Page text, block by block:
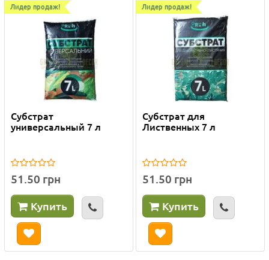
Лидер продаж!
Субстрат
универсальный 7 л
51.50 грн
Купить
Лидер продаж!
Субстрат для
Лиственных 7 л
51.50 грн
Купить